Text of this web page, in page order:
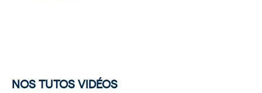
NOS TUTOS VIDÉOS